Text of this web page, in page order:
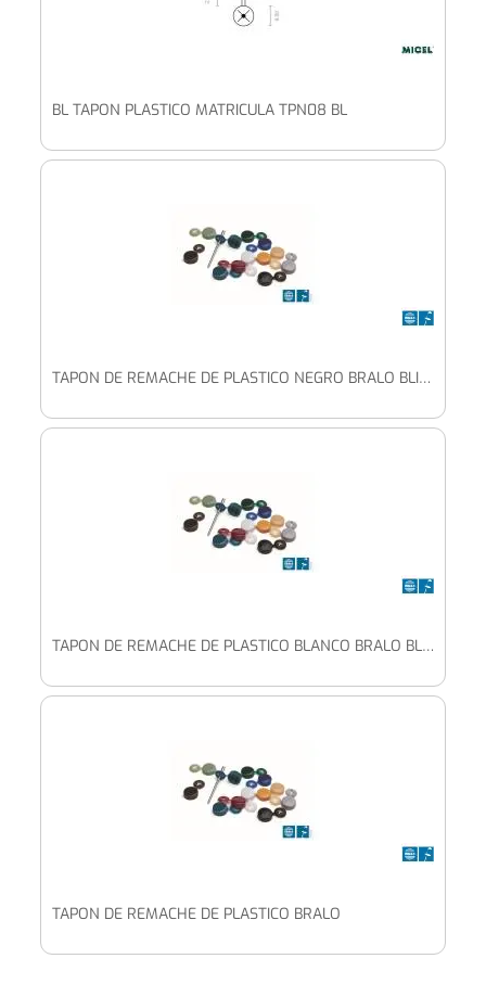
BL TAPON PLASTICO MATRICULA TPN08 BL
TAPON DE REMACHE DE PLASTICO NEGRO BRALO BLISTER
TAPON DE REMACHE DE PLASTICO BLANCO BRALO BLISTER
TAPON DE REMACHE DE PLASTICO BRALO